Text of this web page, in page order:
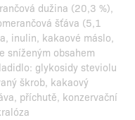
dužina (20,3 %),
šťáva (5,1
inulin, kakaové máslo,
sníženým obsahem
glykosidy steviolu
škrob, kakaový
příchutě, konzervační